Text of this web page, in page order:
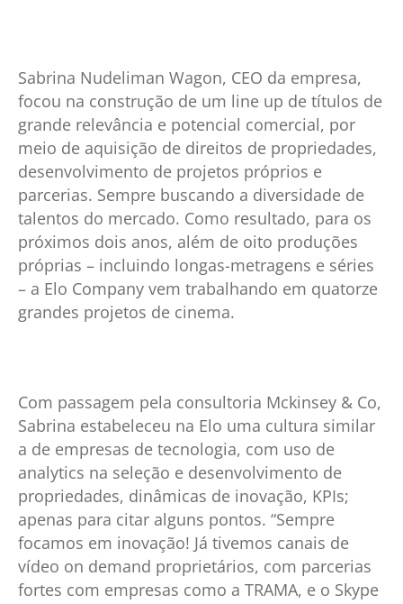
Sabrina Nudeliman Wagon, CEO da empresa,
focou na construção de um line up de títulos de
grande relevância e potencial comercial, por
meio de aquisição de direitos de propriedades,
desenvolvimento de projetos próprios e
parcerias. Sempre buscando a diversidade de
talentos do mercado. Como resultado, para os
próximos dois anos, além de oito produções
próprias – incluindo longas-metragens e séries
– a Elo Company vem trabalhando em quatorze
grandes projetos de cinema.
Com passagem pela consultoria Mckinsey & Co,
Sabrina estabeleceu na Elo uma cultura similar
a de empresas de tecnologia, com uso de
analytics na seleção e desenvolvimento de
propriedades, dinâmicas de inovação, KPIs;
apenas para citar alguns pontos. “Sempre
focamos em inovação! Já tivemos canais de
vídeo on demand proprietários, com parcerias
fortes com empresas como a TRAMA, e o Skype